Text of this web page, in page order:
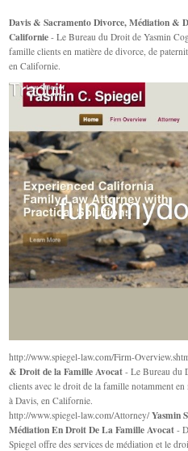
Davis & Sacramento Divorce, Médiation &
Californie - Le Bureau du Droit de Yasmin
famille clients en matière de divorce, de
en Californie.
http://www.spiegel-law.com/Firm-
& Droit de la Famille Avocat - Le Bureau du
clients avec le droit de la famille notamment
à Davis, en Californie.
http://www.spiegel-law.com/Attorney/Yasmin
Médiation En Droit De La Famille Avocat -
Spiegel offre des services de médiation et le